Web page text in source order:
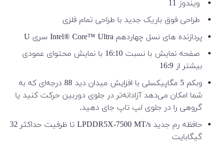
ویندوز 11
طراحی فوق باریک جدید با طراحی تمام فلزی
پردازنده های نسل چهاردهم Intel® Core™ Ultra سری U
صفحه نمایش با نسبت 16:10 با نمایش محتوای عمودی
بیشتر از 16:9
وبکم 5 مگاپیکسلی با افزایش میدان دید 88 درجه‌ای که به
شما امکان می‌دهد آزادانه‌تر در جلوی دوربین حرکت کنید یا
گروهی را در جلوی لپ تاپ جای دهید.
حافظه رم جدید LPDDR5X-7500 MT/s تا ظرفیت حداکثر 32
گیگابایت